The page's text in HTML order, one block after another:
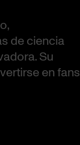
de ciencia
Su
en fans